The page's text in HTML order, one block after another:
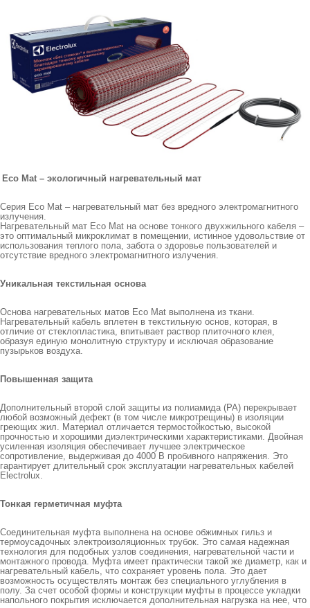
Eco Mat – экологичный нагревательный мат
Серия Eco Mat – нагревательный мат без вредного электромагнитного
излучения.
Нагревательный мат Eco Mat на основе тонкого двухжильного кабеля –
это оптимальный микроклимат в помещении, истинное удовольствие от
использования теплого пола, забота о здоровье пользователей и
отсутствие вредного электромагнитного излучения.
Уникальная текстильная основа
Основа нагревательных матов Eco Mat выполнена из ткани.
Нагревательный кабель вплетен в текстильную основ, которая, в
отличие от стеклопластика, впитывает раствор плиточного клея,
образуя единую монолитную структуру и исключая образование
пузырьков воздуха.
Повышенная защита
Дополнительный второй слой защиты из полиамида (РА) перекрывает
любой возможный дефект (в том числе микротрещины) в изоляции
греющих жил. Материал отличается термостойкостью, высокой
прочностью и хорошими диэлектрическими характеристиками. Двойная
усиленная изоляция обеспечивает лучшее электрическое
сопротивление, выдерживая до 4000 В пробивного напряжения. Это
гарантирует длительный срок эксплуатации нагревательных кабелей
Electrolux.
Тонкая герметичная муфта
Соединительная муфта выполнена на основе обжимных гильз и
термоусадочных электроизоляционных трубок. Это самая надежная
технология для подобных узлов соединения, нагревательной части и
монтажного провода. Муфта имеет практически такой же диаметр, как и
нагревательный кабель, что сохраняет уровень пола. Это дает
возможность осуществлять монтаж без специального углубления в
полу. За счет особой формы и конструкции муфты в процессе укладки
напольного покрытия исключается дополнительная нагрузка на нее, что